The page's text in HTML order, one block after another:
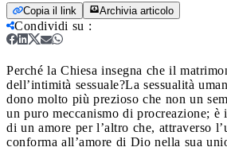
Copia il link Archivia articolo
Condividi su :
Perché la Chiesa insegna che il
dell’intimità sessuale?La sessualità
dono molto più prezioso che non un
un puro meccanismo di procreazione; è
di un amore per l’altro che, attraverso
conforma all’amore di Dio nella sua